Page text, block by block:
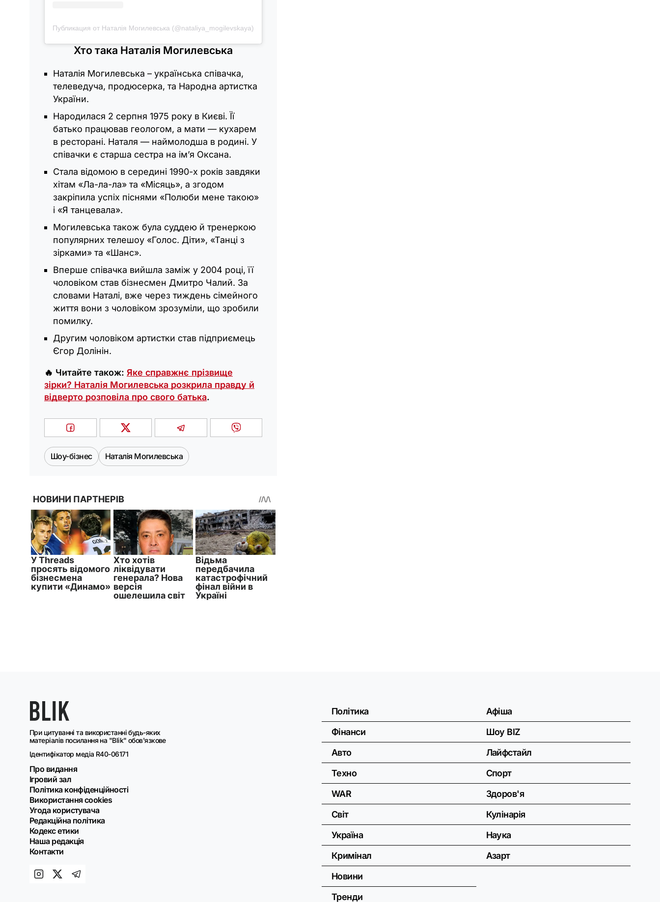
Публикация от Наталія Могилевська (@nataliya_mogilevskaya)
Хто така Наталія Могилевська
Наталія Могилевська – українська співачка,
телеведуча, продюсерка, та Народна артистка
України.
Народилася 2 серпня 1975 року в Києві. Її
батько працював геологом, а мати — кухарем
в ресторані. Наталя — наймолодша в родині. У
співачки є старша сестра на ім’я Оксана.
Стала відомою в середині 1990-х років завдяки
хітам «Ла-ла-ла» та «Місяць», а згодом
закріпила успіх піснями «Полюби мене такою»
і «Я танцевала».
Могилевська також була суддею й тренеркою
популярних телешоу «Голос. Діти», «Танці з
зірками» та «Шанс».
Вперше співачка вийшла заміж у 2004 році, її
чоловіком став бізнесмен Дмитро Чалий. За
словами Наталі, вже через тиждень сімейного
життя вони з чоловіком зрозуміли, що зробили
помилку.
Другим чоловіком артистки став підприємець
Єгор Долінін.
🔥 Читайте також: Яке справжнє прізвище
зірки? Наталія Могилевська розкрила правду й
відверто розповіла про свого батька.
Шоу-бізнес Наталія Могилевська
При цитуванні та використанні будь-яких
матеріалів посилання на "Blik" обов'язкове
Ідентифікатор медіа R40-06171
Про видання
Ігровий зал
Політика конфіденційності
Використання cookies
Угода користувача
Редакційна політика
Кодекс етики
Наша редакція
Контакти
Політика
Фінанси
Авто
Техно
WAR
Світ
Україна
Кримінал
Новини
Тренди
Афіша
Шоу BIZ
Лайфстайл
Спорт
Здоров'я
Кулінарія
Наука
Азарт